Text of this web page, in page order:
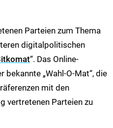
Parteien zum Thema
digitalpolitischen
“. Das Online-
„Wahl-O-Mat“, die
mit den
vertretenen Parteien zu